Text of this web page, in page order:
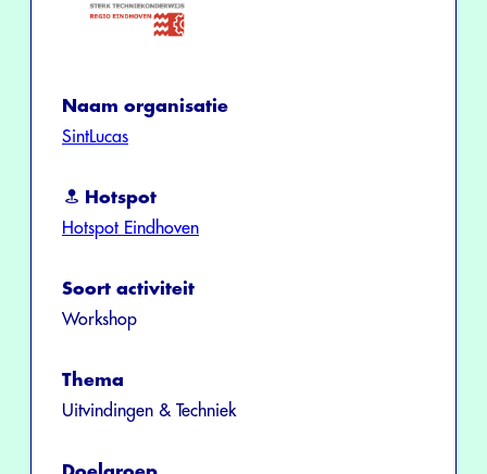
Naam organisatie
SintLucas
Hotspot
Hotspot Eindhoven
Soort activiteit
Workshop
Thema
Uitvindingen & Techniek